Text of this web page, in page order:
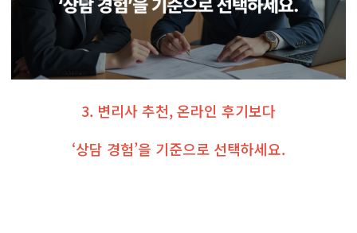
3. 변리사 추천, 온라인 후기보다
‘상담 경험’을 기준으로 선택하세요.